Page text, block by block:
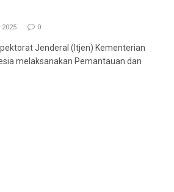
0
Jenderal (Itjen) Kementerian
melaksanakan Pemantauan dan